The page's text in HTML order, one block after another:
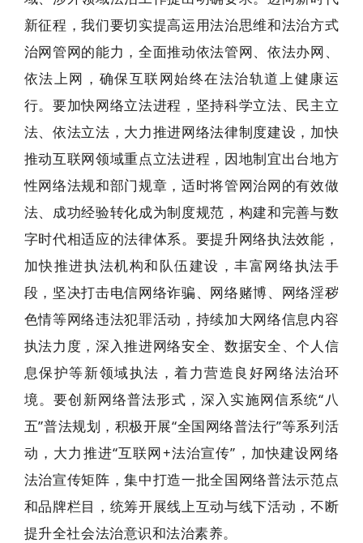
新征程，我们要切实提高运用法治思维和法治方式
治网管网的能力，全面推动依法管网、依法办网、
依法上网，确保互联网始终在法治轨道上健康运
行。要加快网络立法进程，坚持科学立法、民主立
法、依法立法，大力推进网络法律制度建设，加快
推动互联网领域重点立法进程，因地制宜出台地方
性网络法规和部门规章，适时将管网治网的有效做
法、成功经验转化成为制度规范，构建和完善与数
字时代相适应的法律体系。要提升网络执法效能，
加快推进执法机构和队伍建设，丰富网络执法手
段，坚决打击电信网络诈骗、网络赌博、网络淫秽
色情等网络违法犯罪活动，持续加大网络信息内容
执法力度，深入推进网络安全、数据安全、个人信
息保护等新领域执法，着力营造良好网络法治环
境。要创新网络普法形式，深入实施网信系统“八
五”普法规划，积极开展“全国网络普法行”等系列活
动，大力推进“互联网+法治宣传”，加快建设网络
法治宣传矩阵，集中打造一批全国网络普法示范点
和品牌栏目，统筹开展线上互动与线下活动，不断
提升全社会法治意识和法治素养。